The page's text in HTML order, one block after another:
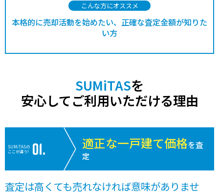
こんな方にオススメ
本格的に売却活動を始めたい、正確な査定金額が知りた
い方
SUMiTASを
安心してご利用いただける理由
SUMiTASの
ここが違う!
適正な一戸建て価格を査
定
査定は高くても売れなければ意味がありませ